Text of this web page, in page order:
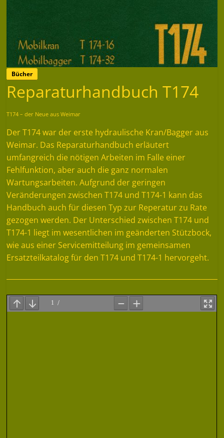
Bücher
Reparaturhandbuch T174
T174 – der Neue aus Weimar
Der T174 war der erste hydraulische Kran/Bagger aus
Weimar. Das Reparaturhandbuch erläutert
umfangreich die nötigen Arbeiten im Falle einer
Fehlfunktion, aber auch die ganz normalen
Wartungsarbeiten. Aufgrund der geringen
Veränderungen zwischen T174 und T174-1 kann das
Handbuch auch für diesen Typ zur Reperatur zu Rate
gezogen werden. Der Unterschied zwischen T174 und
T174-1 liegt im wesentlichen im geänderten Stützbock,
wie aus einer Servicemitteilung im gemeinsamen
Ersatzteilkatalog für den T174 und T174-1 hervorgeht.